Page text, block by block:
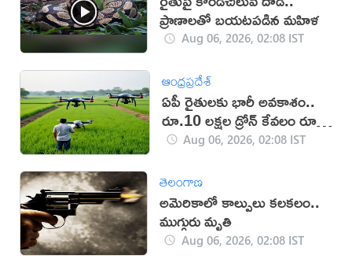
ప్రాణాలతో బయటపడిన మహిళ
Aug 06, 2026, 02:08 IST
ఆంధ్రప్రదేశ్
ఏపీ రైతులకు భారీ అవకాశం..
రూ.10 లక్షల డ్రోన్ కేవలం రూ.2
లక్షలకే!Aug 06, 2026, 02:08 IST
తెలంగాణ
అమెరికాలో కాల్పులు కలకలం..
ముగ్గురు మృతి
Aug 06, 2026, 02:08 IST